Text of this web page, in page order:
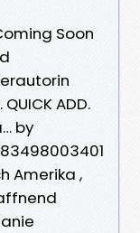
Soon
ADD.
by
Amerika ,